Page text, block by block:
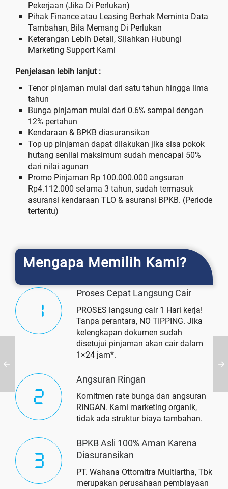
Pekerjaan (Jika Di Perlukan)
Pihak Finance atau Leasing Berhak Meminta Data
Tambahan, Bila Memang Di Perlukan
Keterangan Lebih Detail, Silahkan Hubungi
Marketing Support Kami
Penjelasan lebih lanjut :
Tenor pinjaman mulai dari satu tahun hingga lima
tahun
Bunga pinjaman mulai dari 0.6% sampai dengan
12% pertahun
Kendaraan & BPKB diasuransikan
Top up pinjaman dapat dilakukan jika sisa pokok
hutang senilai maksimum sudah mencapai 50%
dari nilai agunan
Promo Pinjaman Rp 100.000.000 angsuran
Rp4.112.000 selama 3 tahun, sudah termasuk
asuransi kendaraan TLO & asuransi BPKB. (Periode
tertentu)
Mengapa Memilih Kami?
Proses Cepat Langsung Cair
PROSES langsung cair 1 Hari kerja!
Tanpa perantara, NO TIPPING. Jika
kelengkapan dokumen sudah
disetujui pinjaman akan cair dalam
1×24 jam*.
Angsuran Ringan
Komitmen rate bunga dan angsuran
RINGAN. Kami marketing organik,
tidak ada struktur biaya tambahan.
BPKB Asli 100% Aman Karena
Diasuransikan
PT. Wahana Ottomitra Multiartha, Tbk
merupakan perusahaan pembiayaan